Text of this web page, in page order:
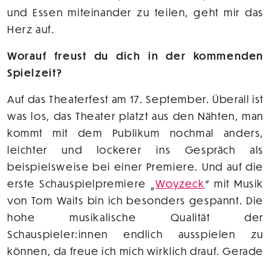
und Essen miteinander zu teilen, geht mir das
Herz auf.
Worauf freust du dich in der kommenden
Spielzeit?
Auf das Theaterfest am 17. September. Überall ist
was los, das Theater platzt aus den Nähten, man
kommt mit dem Publikum nochmal anders,
leichter und lockerer ins Gespräch als
beispielsweise bei einer Premiere. Und auf die
erste Schauspielpremiere „Woyzeck“ mit Musik
von Tom Waits bin ich besonders gespannt. Die
hohe musikalische Qualität der
Schauspieler:innen endlich ausspielen zu
können, da freue ich mich wirklich drauf. Gerade